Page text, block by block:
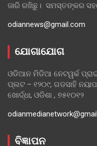
ଜାରି ରଖିଛୁ। ସମସ୍ତଙ୍କର
odiannews@gmail.com
ଯୋଗାଯୋଗ
ଓଡିଆନ ମିଡିଆ ନେଟୱର୍କ
ପ୍ଲଟ – ୧୨୦୯, ଗଡସାହି
ଖୋର୍ଦ୍ଧା, ଓଡିଶା , ୭୫୧୦୧୨
ବିଜ୍ଞାପନ